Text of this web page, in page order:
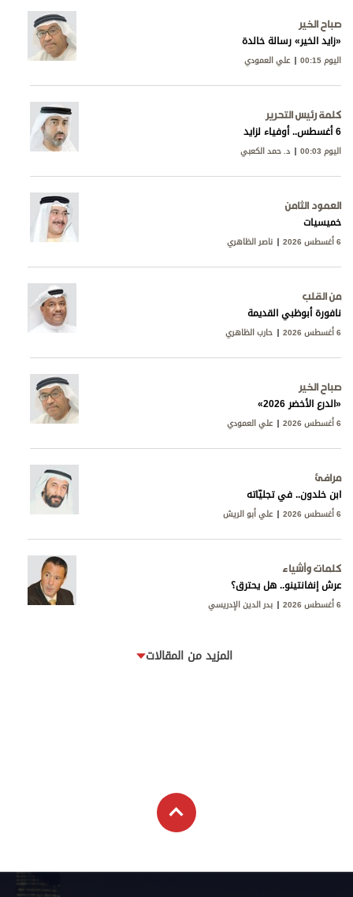
صباح الخير
«زايد الخير» رسالة خالدة
اليوم 00:15 علي العمودي
كلمة رئيس التحرير
6 أغسطس.. أوفياء لزايد
اليوم 00:03 د. حمد الكعبي
العمود الثامن
خميسيات
6 أغسطس 2026 ناصر الظاهري
من القلب
نافورة أبوظبي القديمة
6 أغسطس 2026 حارب الظاهري
صباح الخير
«الدرع الأخضر 2026»
6 أغسطس 2026 علي العمودي
مرافئ
ابن خلدون.. في تجليّاته
6 أغسطس 2026 علي أبو الريش
كلمات وأشياء
عرش إنفانتينو.. هل يحترق؟
6 أغسطس 2026 بدر الدين الإدريسي
المزيد من المقالات